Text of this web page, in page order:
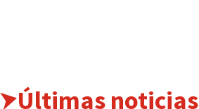
Últimas noticias